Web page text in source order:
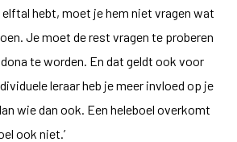
elftal hebt, moet je hem niet vragen wat
Je moet de rest vragen te proberen
te worden. En dat geldt ook voor
leraar heb je meer invloed op je
wie dan ook. Een heleboel overkomt
ook niet.’